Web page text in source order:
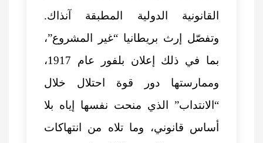
القانونية الدولية المطبقة آنذاك.
وتفصّل إرث بريطانيا “غير المشروع”،
بما في ذلك إعلان بلفور عام 1917،
وممارستها دور قوة احتلال خلال
“الانتداب” الذي منحت نفسها إياه بلا
أساس قانوني، وما تلاه من انتهاكات